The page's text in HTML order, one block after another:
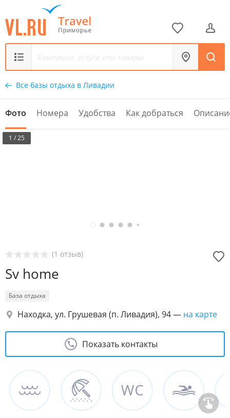
Все базы отдыха в Ливадии
Фото Номера Удобства Как добраться
1 / 25
(1 отзыв)
Sv home
База отдыха
Находка, ул. Грушевая (п. Ливадия), 94— на карте
Показать контакты